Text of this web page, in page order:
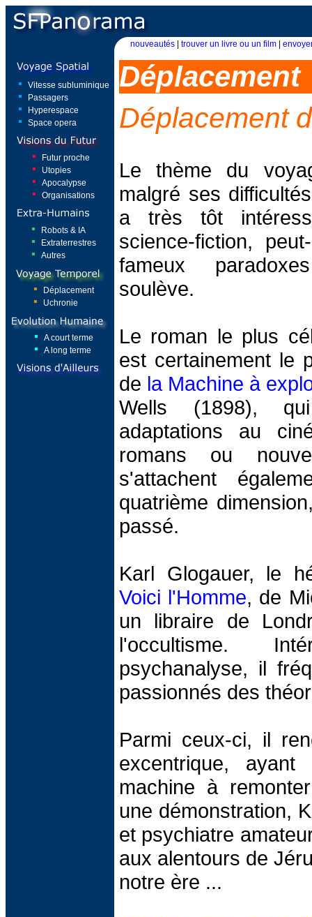
nouveautés trouver un livre ou un film
Vitesse subluminique
Passagers
Hyperespace
Space opera
Futur proche
Utopies
Apocalypse
Organisations
Robots & IA
Extraterrestres
Autres
Déplacement
Uchronie
A court terme
A long terme
Déplacement
Déplacement
Le thème du
malgré ses
a très tôt
science-fiction,
fameux
soulève.
Le roman le plus
est certainement le
de la Machine à
Wells (1898),
adaptations au
romans ou
s'attachent
quatrième
passé.
Karl Glogauer, le
Voici l'Homme, de
un libraire de
l'occultisme.
psychanalyse, il
passionnés des
Parmi ceux-ci, il
excentrique,
machine à
une démonstration,
et psychiatre
aux alentours de
notre ère ...